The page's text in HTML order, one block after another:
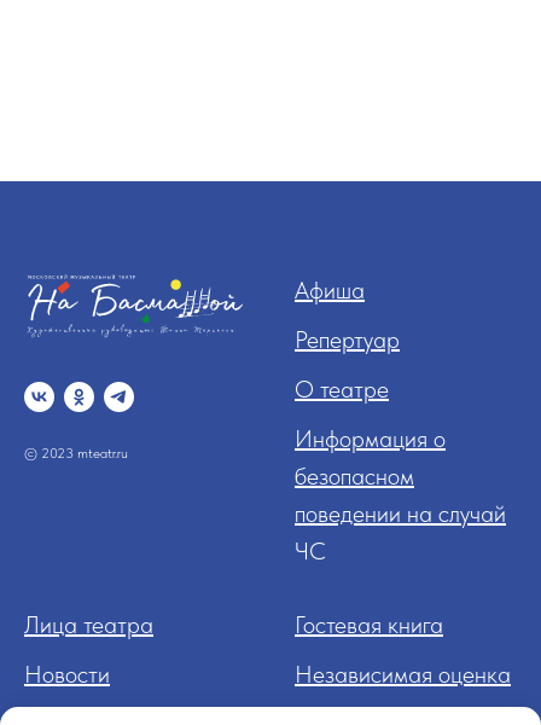
© 2023 mteatr.ru
Афиша
Репертуар
О театре
Информация о
безопасном
поведении на случай
ЧС
Лица театра
Новости
Гостевая книга
Независимая оценка